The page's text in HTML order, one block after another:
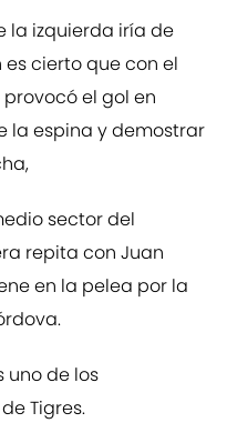
la izquierda iría de
es cierto que con el
el gol en
la espina y demostrar
sector del
repita con Juan
en la pelea por la
uno de los
Tigres.